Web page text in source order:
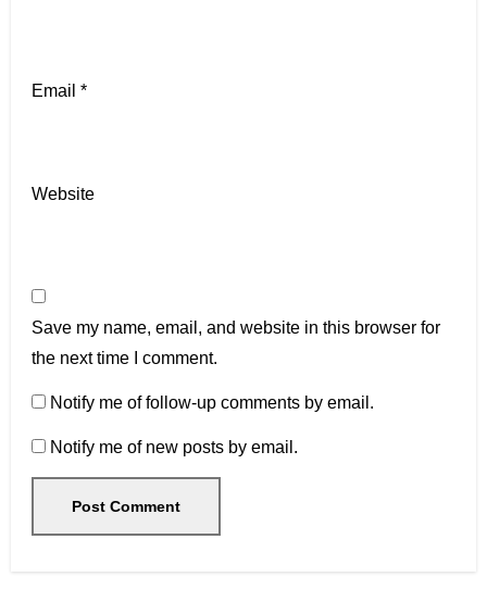
Email*
Website
Save my name, email, and website in this browser for
the next time I comment.
Notify me of follow-up comments by email.
Notify me of new posts by email.